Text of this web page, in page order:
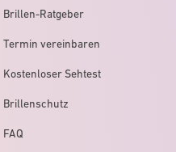
Brillen-Ratgeber
Termin vereinbaren
Kostenloser Sehtest
Brillenschutz
FAQ